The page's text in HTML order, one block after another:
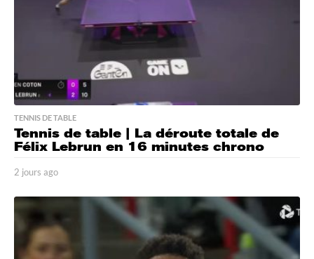
TENNIS DE TABLE
Tennis de table | La déroute totale de
Félix Lebrun en 16 minutes chrono
2 jours ago
o
u
r
a